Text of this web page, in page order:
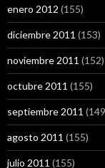
enero 2012 (155)
diciembre 2011 (153)
noviembre 2011 (152)
octubre 2011 (155)
septiembre 2011
agosto 2011 (155)
julio 2011 (155)